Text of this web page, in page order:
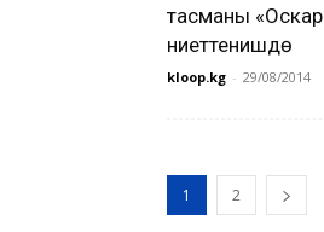
тасманы
ниеттенишүүдө
kloop.kg - 29/08/2014
1 2